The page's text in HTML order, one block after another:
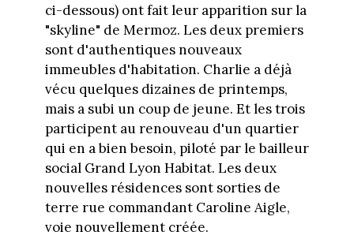
ci-dessous) ont fait leur apparition sur la
"skyline" de Mermoz. Les deux premiers
sont d'authentiques nouveaux
immeubles d'habitation. Charlie a déjà
vécu quelques dizaines de printemps,
mais a subi un coup de jeune. Et les trois
participent au renouveau d'un quartier
qui en a bien besoin, piloté par le bailleur
social Grand Lyon Habitat. Les deux
nouvelles résidences sont sorties de
terre rue commandant Caroline Aigle,
voie nouvellement créée.